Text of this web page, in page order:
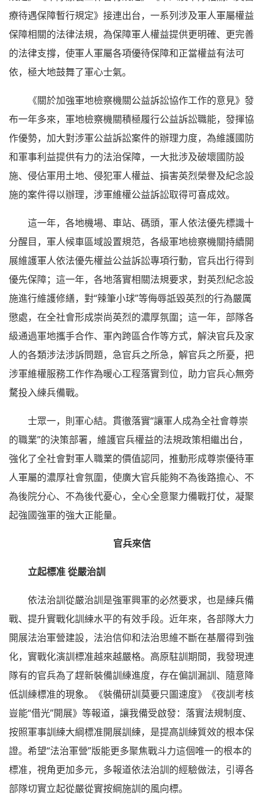
療待遇保障暫行規定》接連出台，一系列涉及軍人軍屬權益
保障相關的法律法規，為保障軍人權益提供更明確、更完善
的法律支撐，使軍人軍屬各項優待保障和正當權益有法可
依，極大地鼓舞了軍心士氣。
《關於加強軍地檢察機關公益訴訟協作工作的意見》發
布一年多來，軍地檢察機關積極履行公益訴訟職能，發揮協
作優勢，加大對涉軍公益訴訟案件的辦理力度，為維護國防
和軍事利益提供有力的法治保障，一大批涉及破壞國防設
施、侵佔軍用土地、侵犯軍人權益、損害英烈榮譽及紀念設
施的案件得以辦理，涉軍維權公益訴訟取得可喜成效。
這一年，各地機場、車站、碼頭，軍人依法優先標識十
分醒目，軍人候車區域設置規范，各級軍地檢察機關持續開
展維護軍人依法優先權益公益訴訟專項行動，官兵出行得到
優先保障；這一年，各地落實相關法規要求，對英烈紀念設
施進行維護修繕，對“辣筆小球”等侮辱詆毀英烈的行為嚴厲
懲處，在全社會形成崇尚英烈的濃厚氛圍；這一年，部隊各
級通過軍地攜手合作、軍內跨區合作等方式，解決官兵及家
人的各類涉法涉訴問題，急官兵之所急，解官兵之所憂，把
涉軍維權服務工作作為暖心工程落實到位，助力官兵心無旁
騖投入練兵備戰。
士眾一，則軍心結。貫徹落實“讓軍人成為全社會尊崇
的職業”的決策部署，維護官兵權益的法規政策相繼出台，
強化了全社會對軍人職業的價值認同，推動形成尊崇優待軍
人軍屬的濃厚社會氛圍，使廣大官兵能夠不為後路擔心、不
為後院分心、不為後代憂心，全心全意聚力備戰打仗，凝聚
起強國強軍的強大正能量。
官兵來信
立起標准 從嚴治訓
依法治訓從嚴治訓是強軍興軍的必然要求，也是練兵備
戰、提升實戰化訓練水平的有效手段。近年來，各部隊大力
開展法治軍營建設，法治信仰和法治思維不斷在基層得到強
化，實戰化演訓標准越來越嚴格。高原駐訓期間，我發現連
隊有的官兵為了趕新裝備訓練進度，存在偏訓漏訓、隨意降
低訓練標准的現象。《裝備研訓莫要只圖速度》《夜訓考核
豈能“借光”開展》等報道，讓我備受啟發：落實法規制度、
按照軍事訓練大綱標准開展訓練，是提高訓練質效的根本保
證。希望“法治軍營”版能更多聚焦戰斗力這個唯一的根本的
標准，視角更加多元，多報道依法治訓的經驗做法，引導各
部隊切實立起從嚴從實按綱施訓的風向標。